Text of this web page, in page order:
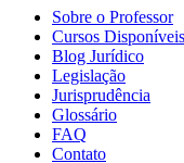
Sobre o Professor
Cursos Disponíveis
Blog Jurídico
Legislação
Jurisprudência
Glossário
FAQ
Contato